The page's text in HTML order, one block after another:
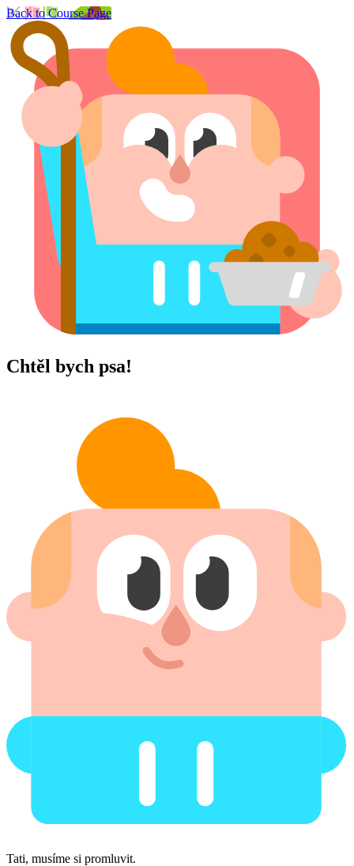
Back to Course Page
Chtěl bych psa!
Tati, musíme si promluvit.